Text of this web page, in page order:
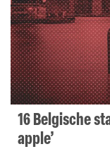
16 Belgische
apple’